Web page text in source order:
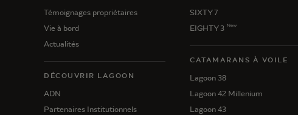
Témoignages propriétaires
Vie à bord
Actualités
DÉCOUVRIR LAGOON
ADN
Partenaires Institutionnels
SIXTY 7
EIGHTY 3 New
CATAMARANS À VOILE
Lagoon 38
Lagoon 42 Millenium
Lagoon 43